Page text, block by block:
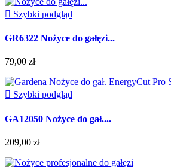
 Szybki podgląd
GR6322 Nożyce do gałęzi...
79,00 zł
 Szybki podgląd
GA12050 Nożyce do gał....
209,00 zł